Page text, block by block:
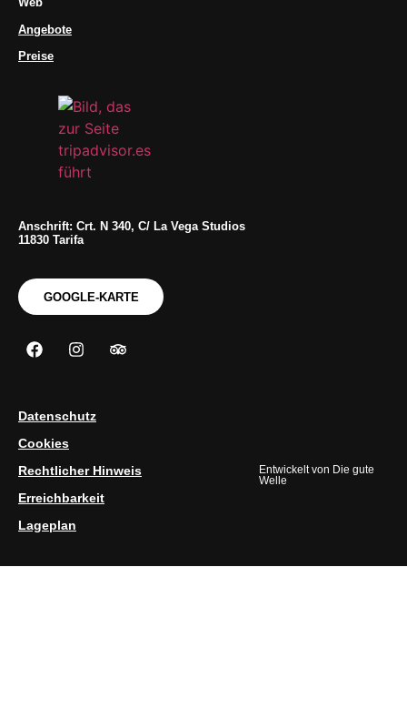
Angebote
Preise
Anschrift: Crt. N 340, C/ La Vega Studios
11830 Tarifa
GOOGLE-KARTE
Datenschutz
Cookies
Rechtlicher Hinweis
Erreichbarkeit
Lageplan
Entwickelt von Die gute
Welle